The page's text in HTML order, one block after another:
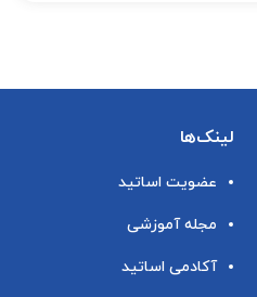
لینک‌ها
عضویت اساتید
مجله آموزشی
آکادمی اساتید